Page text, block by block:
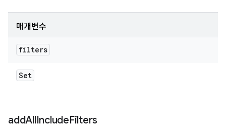
매개변수
filters
Set
addAllIncludeFilters